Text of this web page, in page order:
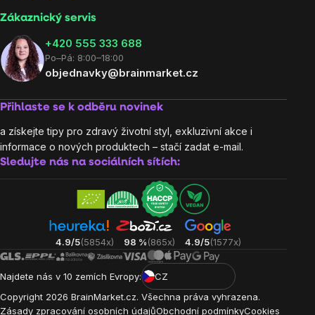
Zákaznický servis
‭+420 555 333 688
Po–Pá: 8:00–18:00
objednavky@brainmarket.cz
Přihlaste se k odběru novinek
a získejte tipy pro zdravý životní styl, exkluzivní akce i
informace o nových produktech – stačí zadat e-mail.
Sledujte nás na sociálních sítích:
4.9/5(5854x) 98 %(865x) 4.9/5(1577x)
Najdete nás v 10 zemích Evropy:
CZ
Copyright 2026 BrainMarket.cz. Všechna práva vyhrazena.
Zásady zpracování osobních údajůObchodní podmínkyCookies